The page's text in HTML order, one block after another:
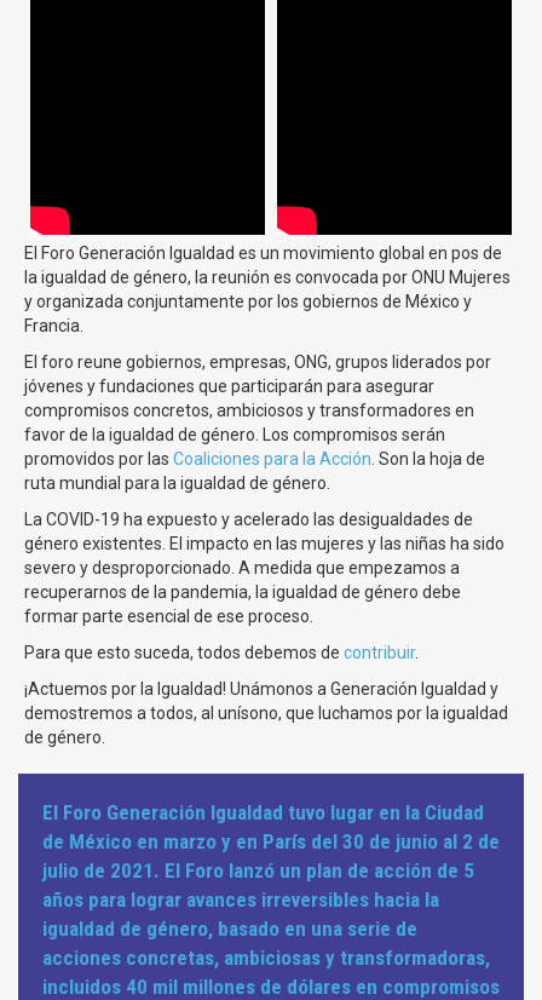
El Foro Generación Igualdad es un movimiento global en pos de
la igualdad de género, la reunión es convocada por ONU Mujeres
y organizada conjuntamente por los gobiernos de México y
Francia.
El foro reune gobiernos, empresas, ONG, grupos liderados por
jóvenes y fundaciones que participarán para asegurar
compromisos concretos, ambiciosos y transformadores en
favor de la igualdad de género. Los compromisos serán
promovidos por las Coaliciones para la Acción . Son la hoja de
ruta mundial para la igualdad de género.
La COVID-19 ha expuesto y acelerado las desigualdades de
género existentes. El impacto en las mujeres y las niñas ha sido
severo y desproporcionado. A medida que empezamos a
recuperarnos de la pandemia, la igualdad de género debe
formar parte esencial de ese proceso.
Para que esto suceda, todos debemos de contribuir.
¡Actuemos por la Igualdad! Unámonos a Generación Igualdad y
demostremos a todos, al unísono, que luchamos por la igualdad
de género.
El Foro Generación Igualdad tuvo lugar en la Ciudad
de México en marzo y en París del 30 de junio al 2 de
julio de 2021. El Foro lanzó un plan de acción de 5
años para lograr avances irreversibles hacia la
igualdad de género, basado en una serie de
acciones concretas, ambiciosas y transformadoras,
incluidos 40 mil millones de dólares en compromisos